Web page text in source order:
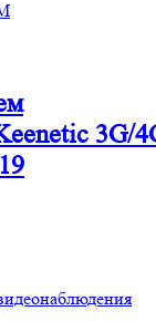
3G/